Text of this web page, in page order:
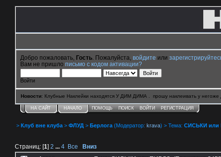
Добро пожаловать, Гость . Пожалуйста, войдите или
Вам не пришло письмо с кодом активации?
Войти
Новости: Клубные Наклейки находятся У ДИМ ДИМА . прошу наклеивать у негоже
НА САЙТ НАЧАЛО ПОМОЩЬ ПОИСК ВОЙТИ РЕГИСТРАЦИЯ
> Клуб вне клуба > ФЛУД > Берлога (Модератор: krava) > Тема: СИСЬКИ или
Страниц: [1] 2 ... 4 Все
Вниз